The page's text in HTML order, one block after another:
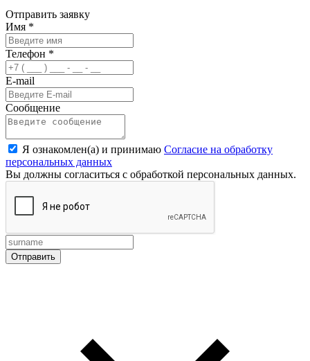
Отправить заявку
Имя *
Телефон *
E-mail
Сообщение
Я ознакомлен(а) и принимаю Согласие на обработку
персональных данных
Вы должны согласиться с обработкой персональных данных.